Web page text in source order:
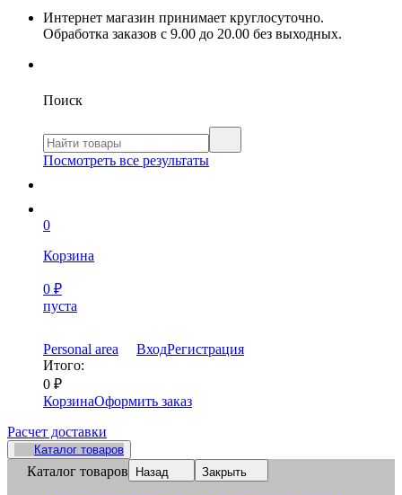
Интернет магазин принимает круглосуточно.
Обработка заказов с 9.00 до 20.00 без выходных.
Поиск
Посмотреть все результаты
0
Корзина
0 ₽
пуста
Personal area ВходРегистрация
Итого:
0 ₽
КорзинаОформить заказ
Расчет доставки
Каталог товаров
Каталог товаров Назад Закрыть